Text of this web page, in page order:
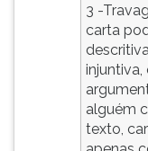
3 -
carta
injuntiva,
alguém
texto,